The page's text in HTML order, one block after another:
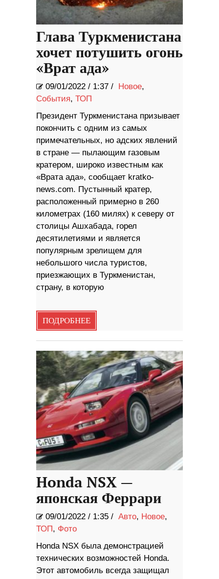
Глава Туркменистана
хочет потушить огонь
«Врат ада»
09/01/2022 / 1:37 / Новое,
События, ТОП
Президент Туркменистана призывает
покончить с одним из самых
примечательных, но адских явлений
в стране — пылающим газовым
кратером, широко известным как
«Врата ада», сообщает kratko-
news.com. Пустынный кратер,
расположенный примерно в 260
километрах (160 милях) к северу от
столицы Ашхабада, горел
десятилетиями и является
популярным зрелищем для
небольшого числа туристов,
приезжающих в Туркменистан,
страну, в которую
ПОДРОБНЕЕ
Honda NSX —
японская Феррари
09/01/2022 / 1:35 / Авто, Новое,
ТОП, Фото
Honda NSX была демонстрацией
технических возможностей Honda.
Этот автомобиль всегда защищал